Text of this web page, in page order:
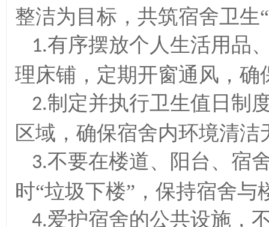
整洁为目标，共筑宿舍卫生
1.有序摆放个人生活用品
理床铺，定期开窗通风，确
2.制定并执行卫生值日制
区域，确保宿舍内环境清洁
3.不要在楼道、阳台、宿
时“垃圾下楼”，保持宿舍与
4.爱护宿舍的公共设施，